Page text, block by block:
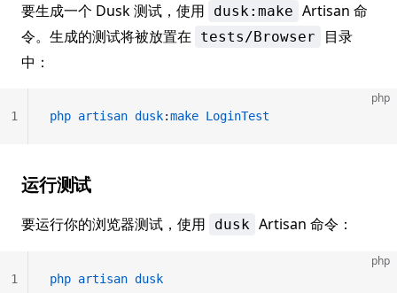
要生成一个 Dusk 测试，使用 dusk:make Artisan 命
令。生成的测试将被放置在
tests/Browser
目录
中：
php
php artisan dusk:make LoginTest
1
运行测试
要运行你的浏览器测试，使用 dusk Artisan 命令：
php
php artisan dusk
1